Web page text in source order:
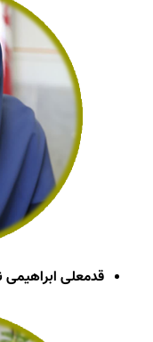
قدمعلی ابراهیمی